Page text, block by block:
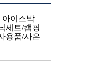
아이스박
세트/캠핑
용품/사은